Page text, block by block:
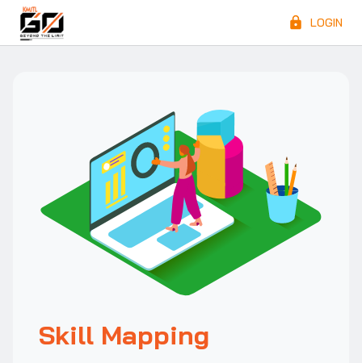
LOGIN
Skill Mapping